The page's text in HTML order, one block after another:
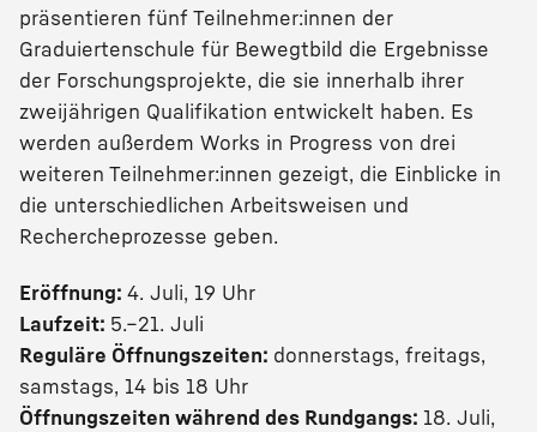
präsentieren fünf Teilnehmer:innen der
Graduiertenschule für Bewegtbild die Ergebnisse
der Forschungsprojekte, die sie innerhalb ihrer
zweijährigen Qualifikation entwickelt haben. Es
werden außerdem Works in Progress von drei
weiteren Teilnehmer:innen gezeigt, die Einblicke in
die unterschiedlichen Arbeitsweisen und
Rechercheprozesse geben.
Eröffnung: 4. Juli, 19 Uhr
Laufzeit: 5.–21. Juli
Reguläre Öffnungszeiten: donnerstags, freitags,
samstags, 14 bis 18 Uhr
Öffnungszeiten während des Rundgangs: 18. Juli,